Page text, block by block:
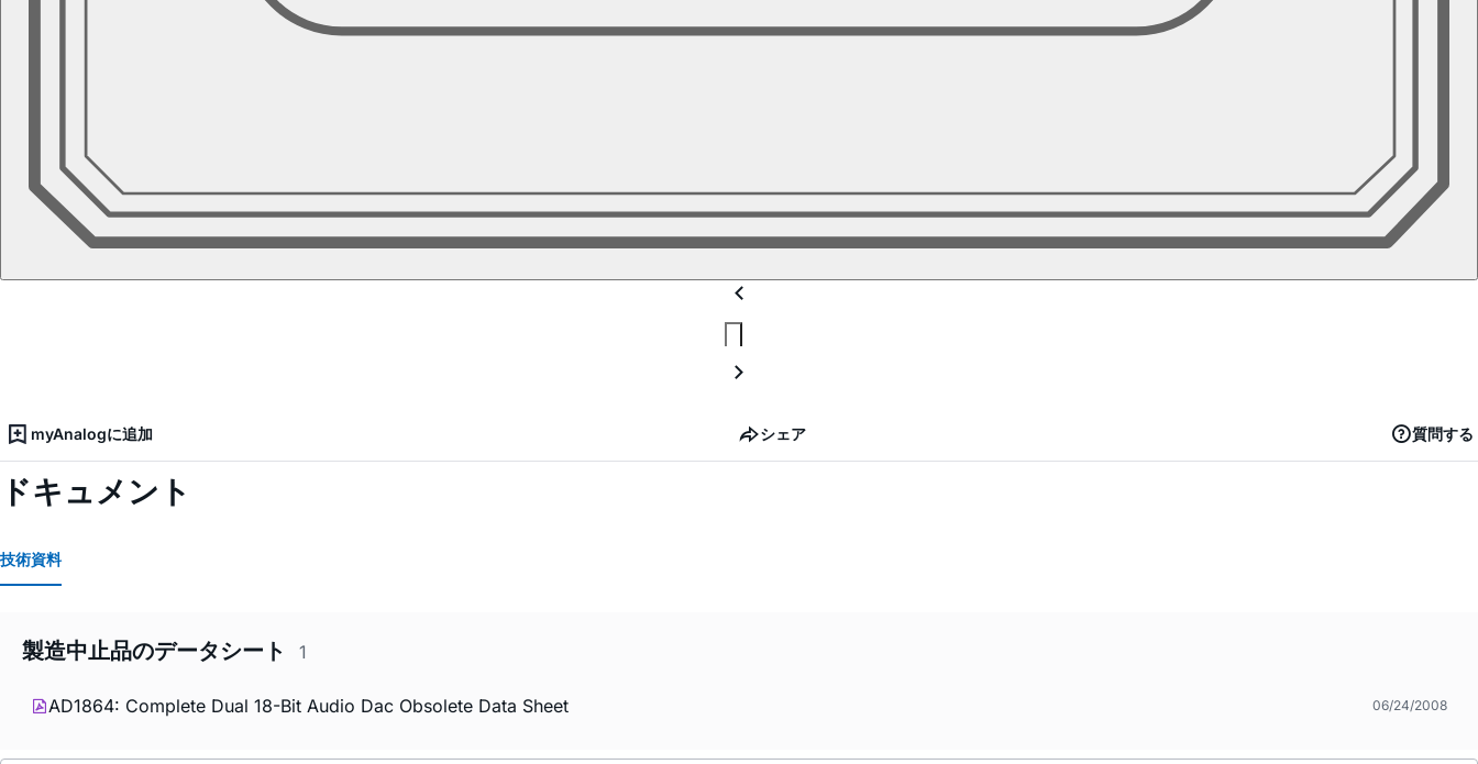
myAnalogに追加 シェア 質問する
ドキュメント
技術資料
製造中止品のデータシート 1
AD1864: Complete Dual 18-Bit Audio Dac Obsolete Data Sheet 06/24/2008